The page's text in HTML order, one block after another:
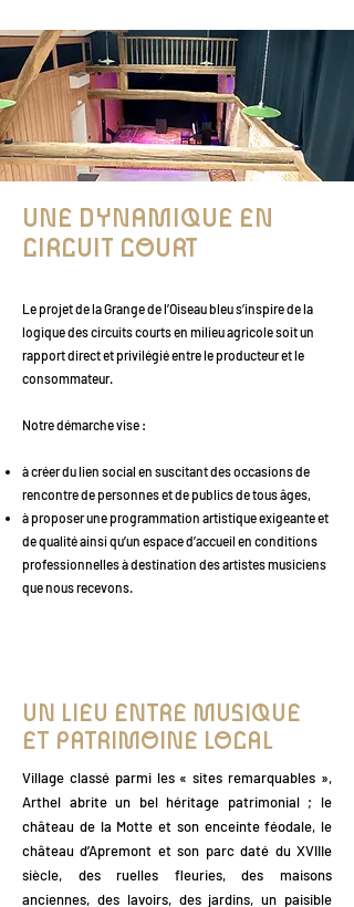
UNE DYNAMIQUE EN
CIRCUIT COURT
Le projet de la Grange de l’Oiseau bleu s’inspire de la
logique des circuits courts en milieu agricole soit un
rapport direct et privilégié entre le producteur et le
consommateur.
Notre démarche vise :
à créer du lien social en suscitant des occasions de
rencontre de personnes et de publics de tous âges,
à proposer une programmation artistique exigeante et
de qualité ainsi qu’un espace d’accueil en conditions
professionnelles à destination des artistes musiciens
que nous recevons.
UN LIEU ENTRE MUSIQUE
ET PATRIMOINE LOCAL
Village classé parmi les « sites remarquables »,
Arthel abrite un bel héritage patrimonial ; le
château de la Motte et son enceinte féodale, le
château d’Apremont et son parc daté du XVIIIe
siècle, des ruelles fleuries, des maisons
anciennes, des lavoirs, des jardins, un paisible